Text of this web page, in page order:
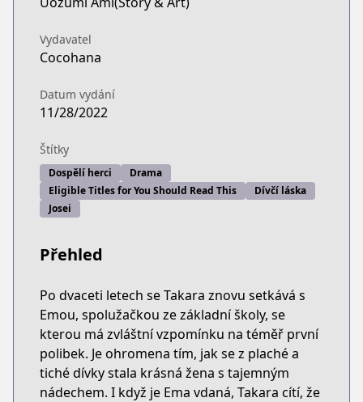
Vydavatel
Cocohana
Datum vydání
11/28/2022
Štítky
Dospělí herci
Drama
Eligible Titles for You Should Read This
Dívčí láska
Josei
Přehled
Po dvaceti letech se Takara znovu setkává s
Emou, spolužačkou ze základní školy, se
kterou má zvláštní vzpomínku na téměř první
polibek. Je ohromena tím, jak se z plaché a
tiché dívky stala krásná žena s tajemným
nádechem. I když je Ema vdaná, Takara cítí, že